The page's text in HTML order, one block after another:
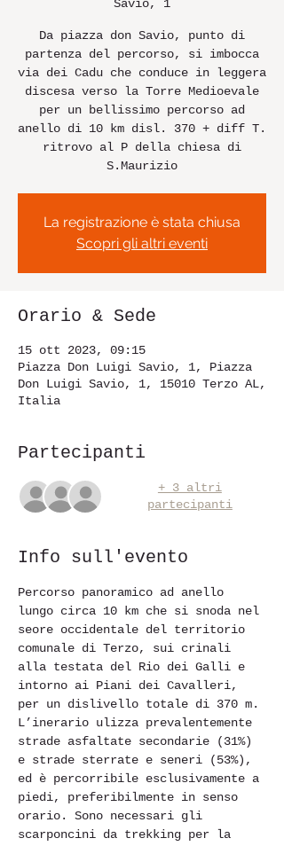
Savio, 1
Da piazza don Savio, punto di
partenza del percorso, si imbocca
via dei Cadu che conduce in leggera
discesa verso la Torre Medioevale
per un bellissimo percorso ad
anello di 10 km disl. 370 + diff T.
ritrovo al P della chiesa di
S.Maurizio
La registrazione è stata chiusa
Scopri gli altri eventi
Orario & Sede
15 ott 2023, 09:15
Piazza Don Luigi Savio, 1, Piazza
Don Luigi Savio, 1, 15010 Terzo AL,
Italia
Partecipanti
+ 3 altri
partecipanti
Info sull'evento
Percorso panoramico ad anello
lungo circa 10 km che si snoda nel
seore occidentale del territorio
comunale di Terzo, sui crinali
alla testata del Rio dei Galli e
intorno ai Piani dei Cavalleri,
per un dislivello totale di 370 m.
L’inerario ulizza prevalentemente
strade asfaltate secondarie (31%)
e strade sterrate e seneri (53%),
ed è percorribile esclusivamente a
piedi, preferibilmente in senso
orario. Sono necessari gli
scarponcini da trekking per la